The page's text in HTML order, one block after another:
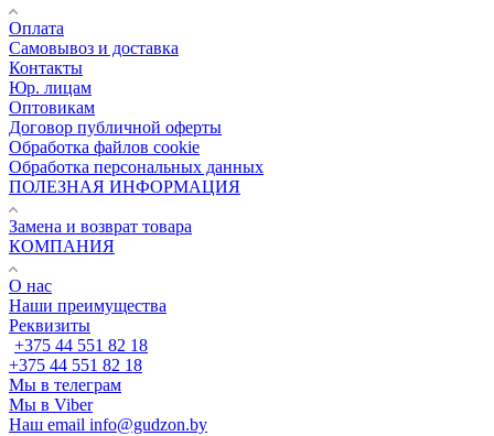
Оплата
Самовывоз и доставка
Контакты
Юр. лицам
Оптовикам
Договор публичной оферты
Обработка файлов cookie
Обработка персональных данных
ПОЛЕЗНАЯ ИНФОРМАЦИЯ
Замена и возврат товара
КОМПАНИЯ
О нас
Наши преимущества
Реквизиты
+375 44 551 82 18
+375 44 551 82 18
Мы в телеграм
Мы в Viber
Наш email info@gudzon.by